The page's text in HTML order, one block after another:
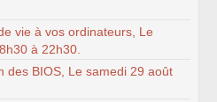
vie à vos ordinateurs, Le
à 22h30.
des BIOS, Le samedi 29 août